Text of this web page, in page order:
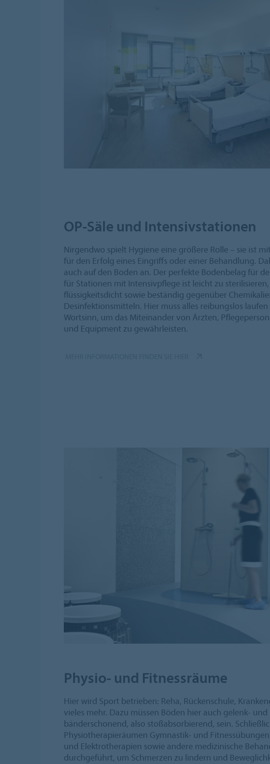
OP-Säle und Intensivstationen
Nirgendwo spielt Hygiene eine größere Rolle – sie ist
für den Erfolg eines Eingriffs oder einer Behandlung.
auch auf den Boden an. Der perfekte Bodenbelag für
für Stationen mit Intensivpflege ist leicht zu
flüssigkeitsdicht sowie beständig gegenüber
Desinfektionsmitteln. Hier muss alles reibungslos
Wortsinn, um das Miteinander von Ärzten,
und Equipment zu gewährleisten.
Physio- und Fitnessräume
Hier wird Sport betrieben: Reha, Rückenschule,
vieles mehr. Dazu müssen Böden hier auch gelenk- und
bänderschonend, also stoßabsorbierend, sein.
Physiotherapieräumen Gymnastik- und
und Elektrotherapien sowie andere medizinische
durchgeführt, um Schmerzen zu lindern und